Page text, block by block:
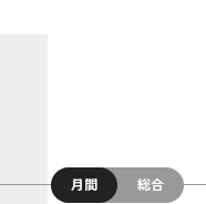
月間
総合